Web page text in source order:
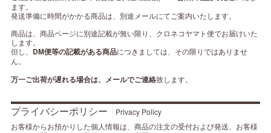
ます。
発送準備に時間がかかる商品は、別途メールにてご案内いたします。
商品は、商品ページに別途記載が無い限り、クロネコヤマト便でお届けいた
します。
但し、 DM便等の記載がある商品につきましては、その限りではありませ
ん。
万一ご出荷が遅れる場合は、メールでご連絡致します。
プライバシーポリシー
Privacy Policy
お客様からお預かりした個人情報は、商品の注文の受付および発送、お客様